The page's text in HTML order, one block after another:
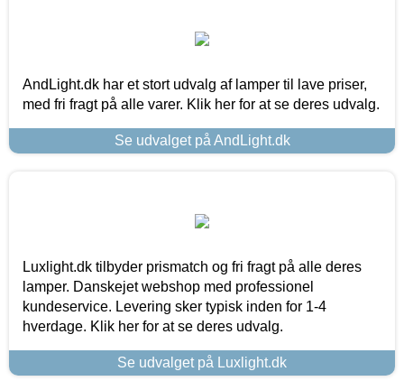
AndLight.dk har et stort udvalg af lamper til lave priser,
med fri fragt på alle varer. Klik her for at se deres udvalg.
Se udvalget på AndLight.dk
Luxlight.dk tilbyder prismatch og fri fragt på alle deres
lamper. Danskejet webshop med professionel
kundeservice. Levering sker typisk inden for 1-4
hverdage. Klik her for at se deres udvalg.
Se udvalget på Luxlight.dk